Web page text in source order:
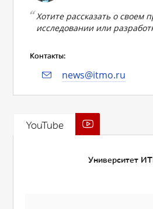
Хотите рассказать о своем
исследовании или
Контакты:
news@itmo.ru
YouTube
Университет